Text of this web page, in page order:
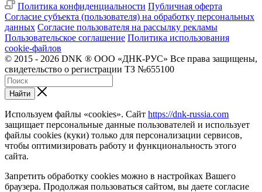
Политика конфиденциальности Публичная оферта
Согласие субъекта (пользователя) на обработку персональных
данных Согласие пользователя на рассылку рекламы
Пользовательское соглашение Политика использования
cookie-файлов
© 2015 - 2026 DNK ® ООО «ДНК-РУС» Все права защищены,
свидетельство о регистрации ТЗ №655100
Найти
Используем файлы «cookies». Сайт https://dnk-russia.com
защищает персональные данные пользователей и использует
файлы cookies (куки) только для персонализации сервисов,
чтобы оптимизировать работу и функциональность этого
сайта.
Запретить обработку cookies можно в настройках Вашего
браузера. Продолжая пользоваться сайтом, вы даете согласие